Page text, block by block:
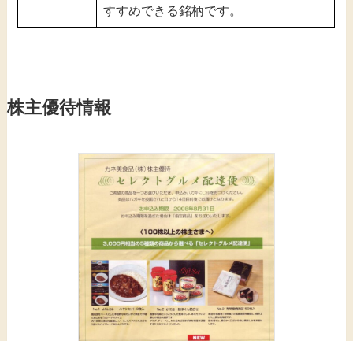
すすめできる銘柄です。
株主優待情報